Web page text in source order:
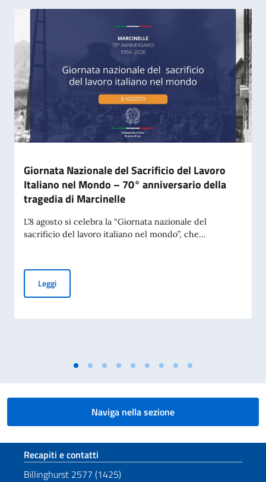
Giornata Nazionale del Sacrificio del Lavoro
Italiano nel Mondo – 70° anniversario della
tragedia di Marcinelle
L’8 agosto si celebra la “Giornata nazionale del
sacrificio del lavoro italiano nel mondo”, che...
LeggiGiornata Nazionale del Sacrificio del Lavoro Italiano nel
Naviga nella sezione
Sezione footer
Recapiti e contatti
Billinghurst 2577 (1425)